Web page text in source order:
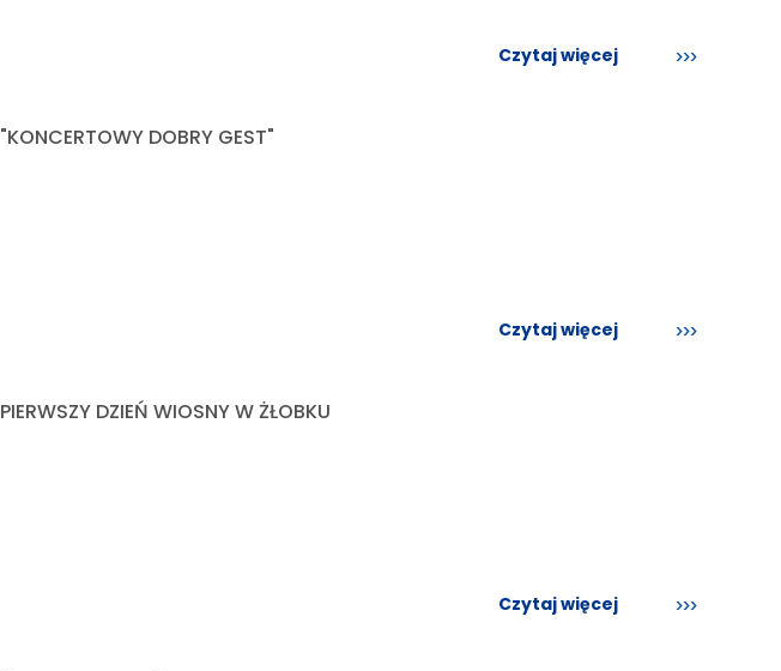
Czytaj więcej
"KONCERTOWY DOBRY GEST"
Czytaj więcej
PIERWSZY DZIEŃ WIOSNY W ŻŁOBKU
Czytaj więcej